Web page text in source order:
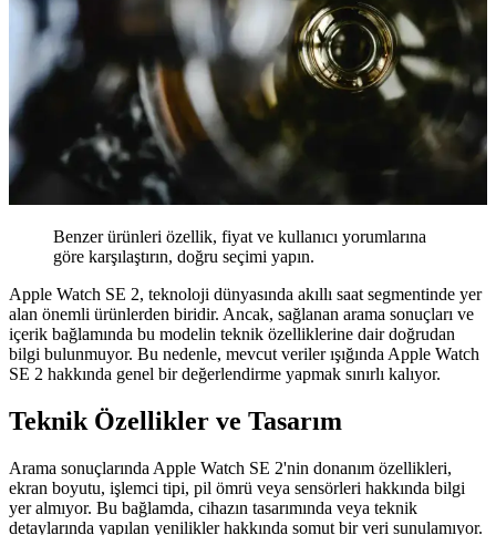
Benzer ürünleri özellik, fiyat ve kullanıcı yorumlarına
göre karşılaştırın, doğru seçimi yapın.
Apple Watch SE 2, teknoloji dünyasında akıllı saat segmentinde yer
alan önemli ürünlerden biridir. Ancak, sağlanan arama sonuçları ve
içerik bağlamında bu modelin teknik özelliklerine dair doğrudan
bilgi bulunmuyor. Bu nedenle, mevcut veriler ışığında Apple Watch
SE 2 hakkında genel bir değerlendirme yapmak sınırlı kalıyor.
Teknik Özellikler ve Tasarım
Arama sonuçlarında Apple Watch SE 2'nin donanım özellikleri,
ekran boyutu, işlemci tipi, pil ömrü veya sensörleri hakkında bilgi
yer almıyor. Bu bağlamda, cihazın tasarımında veya teknik
detaylarında yapılan yenilikler hakkında somut bir veri sunulamıyor.